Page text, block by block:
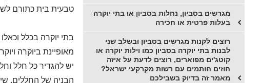
טבעית בית כתורם
בתי יוקרה בכלל
מאופיינת ביוקרה
יש להגדיר כל חלל
הבניה של החללים,
מגרשים בסביון, נחלות בסביון או בתי יוקרה
בעלות פרטית או חכירה
רוצים לקנות מגרשים בסביון ובשלב שני
לבנות בתי יוקרה בסביון כמו וילות יוקרה או
קוטג'ים מפוארים, רוצים לדעת על איזה
חוזים חותמים עם רשות מקרקעי ישראל?
מאמר זה בדיוק בשבילכם